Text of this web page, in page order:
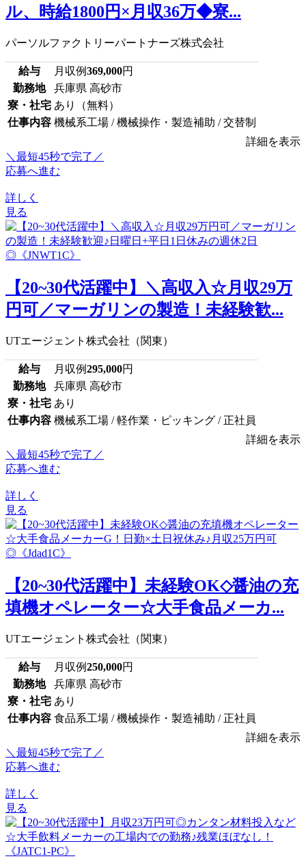
ル、時給1800円×月収36万◆寮...
パーソルファクトリーパートナーズ株式会社
給与 月収例369,000円
勤務地
兵庫県 高砂市
寮・社宅 あり（無料）
仕事内容 機械系工場 / 機械操作・製造補助 / 交替制
詳細を表示
＼最短45秒で完了／
応募へ進む
詳しく
見る
【20~30代活躍中】＼高収入☆月収29万
円可／マーガリンの製造！未経験歓...
UTエージェント株式会社（関東）
給与 月収例295,000円
勤務地
兵庫県 高砂市
寮・社宅 あり
仕事内容 機械系工場 / 軽作業・ピッキング / 正社員
詳細を表示
＼最短45秒で完了／
応募へ進む
詳しく
見る
【20~30代活躍中】未経験OK◇醤油の充
填機オペレーター☆大手食品メーカ...
UTエージェント株式会社（関東）
給与 月収例250,000円
勤務地
兵庫県 高砂市
寮・社宅 あり
仕事内容 食品系工場 / 機械操作・製造補助 / 正社員
詳細を表示
＼最短45秒で完了／
応募へ進む
詳しく
見る